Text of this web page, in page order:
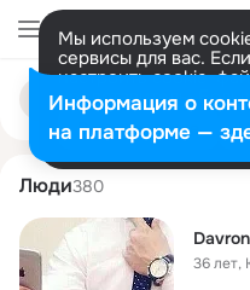
Мы используем
сервисы для вас.
настроить cookie-
представитель.
Разрешить все
Поиск
людям
davron sultonov
Люди380
36 лет,
Информация о
на платформе —